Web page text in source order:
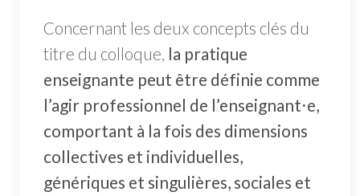
Concernant les deux concepts clés du
titre du colloque, la pratique
enseignante peut être définie comme
l’agir professionnel de l’enseignant⋅e,
comportant à la fois des dimensions
collectives et individuelles,
génériques et singulières, sociales et